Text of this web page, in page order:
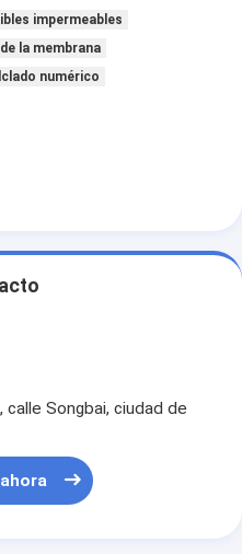
impermeables
la membrana
numérico
calle Songbai, ciudad de